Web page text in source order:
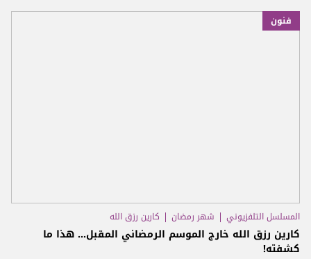
فنون
المسلسل التلفزيوني شهر رمضان كارين رزق الله
كارين رزق الله خارج الموسم الرمضاني المقبل... هذا ما
كشفته!